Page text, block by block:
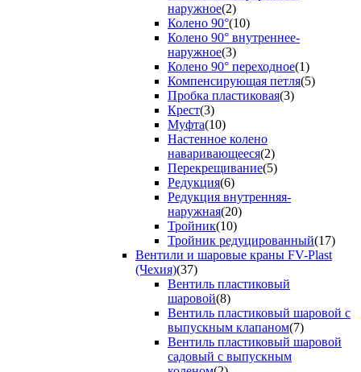
наружное(2)
Колено 90°(10)
Колено 90° внутреннее-
наружное(3)
Колено 90° переходное(1)
Компенсирующая петля(5)
Пробка пластиковая(3)
Крест(3)
Муфта(10)
Настенное колено
наваривающееся(2)
Перекрещивание(5)
Редукция(6)
Редукция внутренняя-
наружная(20)
Тройник(10)
Тройник редуцированный(17)
Вентили и шаровые краны FV-Plast
(Чехия)(37)
Вентиль пластиковый
шаровой(8)
Вентиль пластиковый шаровой с
выпускным клапаном(7)
Вентиль пластиковый шаровой
садовый с выпускным